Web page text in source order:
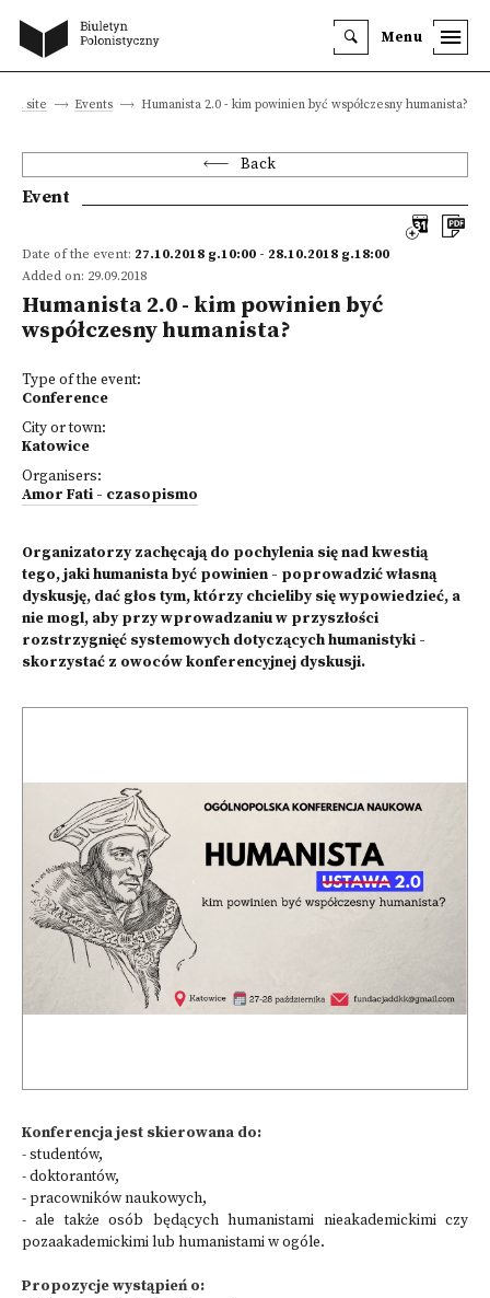
Menu
site Events Humanista 2.0 - kim powinien być współczesny humanista?
Back
Event
Date of the event: 27.10.2018 g.10:00 - 28.10.2018 g.18:00
Added on: 29.09.2018
Humanista 2.0 - kim powinien być
współczesny humanista?
Type of the event:
Conference
City or town:
Katowice
Organisers:
Amor Fati - czasopismo
Organizatorzy zachęcają do pochylenia się nad kwestią
tego, jaki humanista być powinien - poprowadzić własną
dyskusję, dać głos tym, którzy chcieliby się wypowiedzieć, a
nie mogl, aby przy wprowadzaniu w przyszłości
rozstrzygnięć systemowych dotyczących humanistyki -
skorzystać z owoców konferencyjnej dyskusji.
Konferencja jest skierowana do:
- studentów,
- doktorantów,
- pracowników naukowych,
- ale także osób będących humanistami nieakademickimi czy
pozaakademickimi lub humanistami w ogóle.
Propozycje wystąpień o: